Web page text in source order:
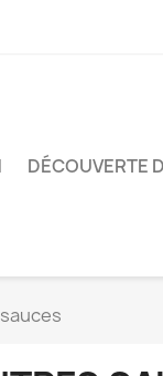
DÉCOUVERTE